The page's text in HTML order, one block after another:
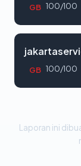
GB 100/100
GB 100/100
Laporan ini